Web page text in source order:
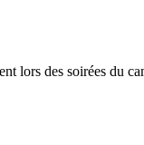
lors des soirées du